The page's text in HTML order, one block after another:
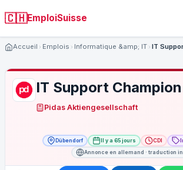
🇨🇭EmploiSuisse
Accueil Emplois Informatique &amp; IT IT
IT Support Champion
Pidas Aktiengesellschaft
Dübendorf Il y a 65 jours CDI
Annonce en allemand · traduction